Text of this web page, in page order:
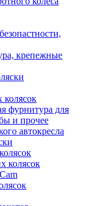
крепежные
колясок
фурнитура для
и прочее
автокресла
колясок